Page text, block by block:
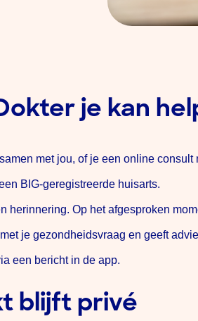
je kan
met jou, of je een online consult
BIG-geregistreerde huisarts.
herinnering. Op het afgesproken
je gezondheidsvraag en geeft
een bericht in de app.
blijft privé